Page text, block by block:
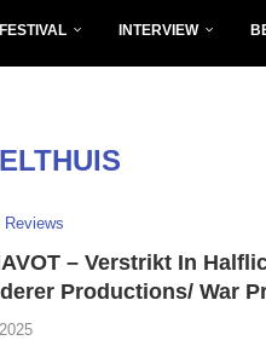
FESTIVAL INTERVIEW
Reviews
– Verstrikt In
Productions/ War